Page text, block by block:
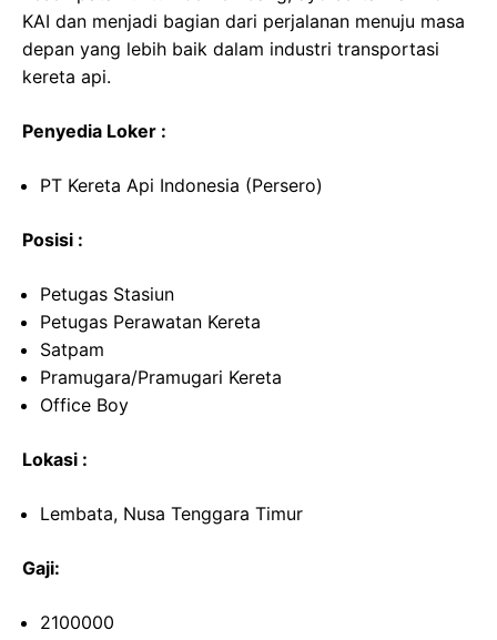
KAI dan menjadi bagian dari perjalanan menuju masa
depan yang lebih baik dalam industri transportasi
kereta api.
Penyedia Loker :
PT Kereta Api Indonesia (Persero)
Posisi :
Petugas Stasiun
Petugas Perawatan Kereta
Satpam
Pramugara/Pramugari Kereta
Office Boy
Lokasi :
Lembata, Nusa Tenggara Timur
Gaji:
2100000